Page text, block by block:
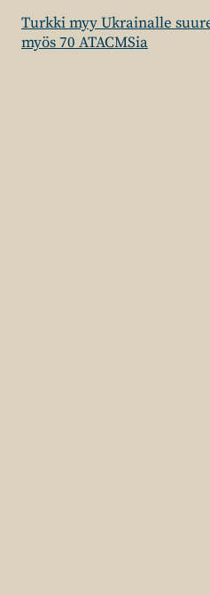
Turkki myy Ukrainalle
myös 70 ATACMSia